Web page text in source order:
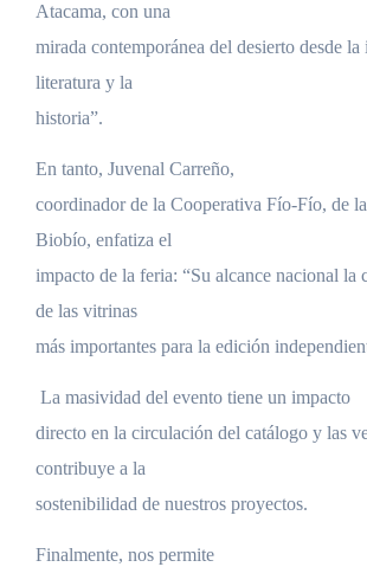
Atacama, con una
mirada contemporánea del desierto desde
literatura y la
historia”.
En tanto, Juvenal Carreño,
coordinador de la Cooperativa Fío-Fío, de
Biobío, enfatiza el
impacto de la feria: “Su alcance nacional la
de las vitrinas
más importantes para la edición
La masividad del evento tiene un impacto
directo en la circulación del catálogo y las
contribuye a la
sostenibilidad de nuestros proyectos.
Finalmente, nos permite